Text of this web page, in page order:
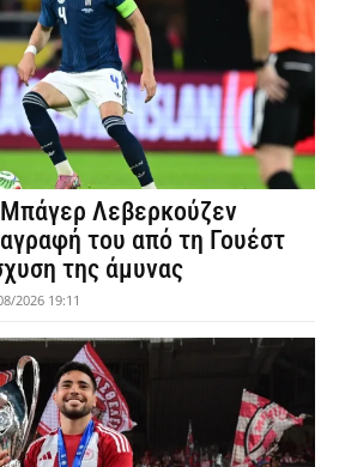
Λεβερκούζεν
του από τη Γουέστ
της άμυνας
2026 19:11